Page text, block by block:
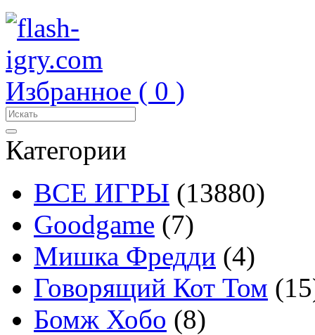
Избранное ( 0 )
Категории
ВСЕ ИГРЫ (13880)
Goodgame (7)
Мишка Фредди (4)
Говорящий Кот Том
Бомж Хобо (8)